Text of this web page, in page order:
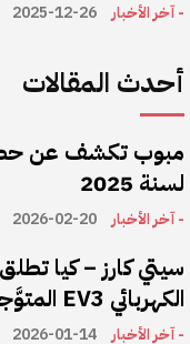
- آخر الأخبار 2025-12-26
أحدث المقالات
مبوب تكشف عن
لسنة 2025
- آخر الأخبار 2026-02-20
سيتي كارز – كيا
الكهربائي EV3 المتوَّجة بلقب سيارة العام عالميًا
- آخر الأخبار 2026-01-14